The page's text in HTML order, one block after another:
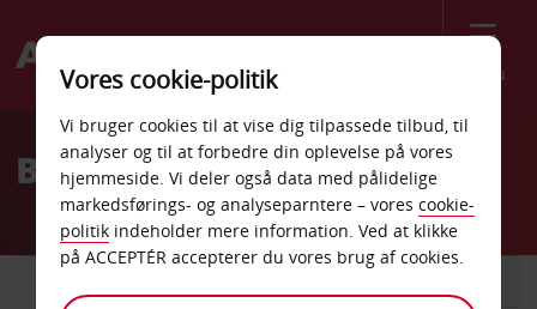
Menu
Welcome
AvisBilleje Flagstaff
Vores cookie-politik
Vi bruger cookies til at vise dig tilpassede tilbud, til
analyser og til at forbedre din oplevelse på vores
hjemmeside. Vi deler også data med pålidelige
markedsførings- og analyseparntere – vores cookie-
politik indeholder mere information. Ved at klikke
på ACCEPTÉR accepterer du vores brug af cookies.